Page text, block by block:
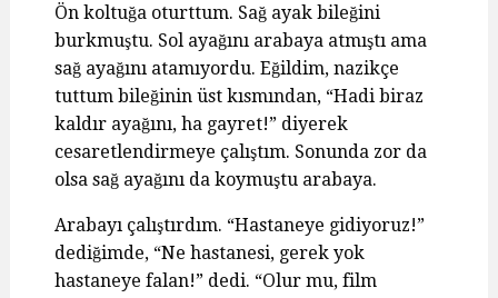
Ön koltuğa oturttum. Sağ ayak bileğini
burkmuştu. Sol ayağını arabaya atmıştı ama
sağ ayağını atamıyordu. Eğildim, nazikçe
tuttum bileğinin üst kısmından, “Hadi biraz
kaldır ayağını, ha gayret!” diyerek
cesaretlendirmeye çalıştım. Sonunda zor da
olsa sağ ayağını da koymuştu arabaya.
Arabayı çalıştırdım. “Hastaneye gidiyoruz!”
dediğimde, “Ne hastanesi, gerek yok
hastaneye falan!” dedi. “Olur mu, film